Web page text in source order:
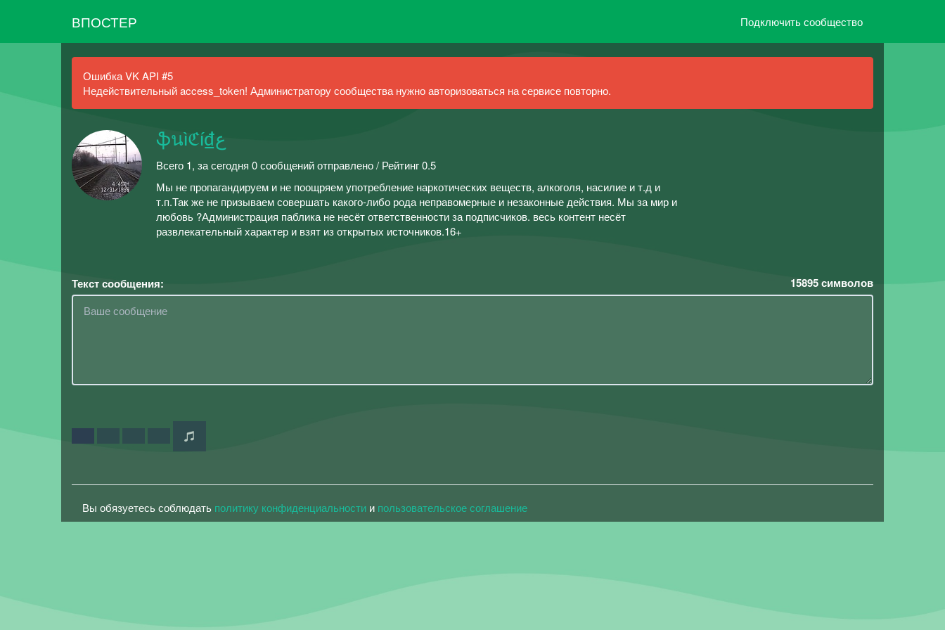
ВПОСТЕР Подключить сообщество
Ошибка VK API #5
Недействительный access_token! Администратору сообщества нужно авторизоваться на сервисе повторно.
ֆนìℭí₫ع
Всего 1, за сегодня 0 сообщений отправлено / Рейтинг 0.5
Мы не пропагандируем и не поощряем употребление наркотических веществ, алкоголя, насилие и т.д и
т.п.Так же не призываем совершать какого-либо рода неправомерные и незаконные действия. Мы за мир и
любовь ?Администрация паблика не несёт ответственности за подписчиков. весь контент несёт
развлекательный характер и взят из открытых источников.16+
Текст сообщения: 15895символов
Вы обязуетесь соблюдать политику конфиденциальности и пользовательское соглашение